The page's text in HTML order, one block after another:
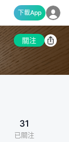
下載App
關注
31
已關注